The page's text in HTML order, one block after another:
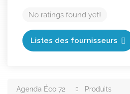
No ratings found yet!
Listes des fournisseurs
Agenda Éco 72
Produits